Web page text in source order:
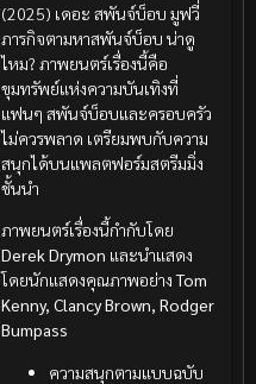
(2025) เดอะ สพันจ์บ็อบ มูฟวี่
ภารกิจตามหาสพันจ์บ็อบ น่าดู
ไหม? ภาพยนตร์เรื่องนี้คือ
ขุมทรัพย์แห่งความบันเทิงที่
แฟนๆ สพันจ์บ็อบและครอบครัว
ไม่ควรพลาด เตรียมพบกับความ
สนุกได้บนแพลตฟอร์มสตรีมมิ่ง
ชั้นนำ
ภาพยนตร์เรื่องนี้กำกับโดย
Derek Drymon และนำแสดง
โดยนักแสดงคุณภาพอย่างTom
Kenny, Clancy Brown, Rodger
Bumpass
ความสนุกตามแบบฉบับ